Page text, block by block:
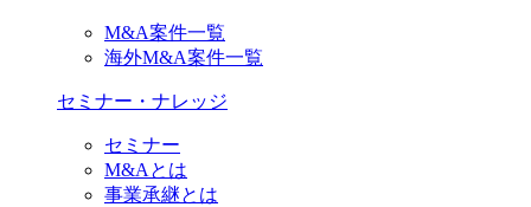
M&A案件一覧
海外M&A案件一覧
セミナー・ナレッジ
セミナー
M&Aとは
事業承継とは